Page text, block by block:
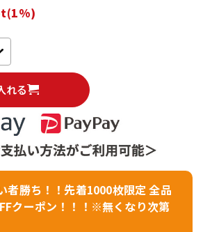
れる
者勝ち！！先着1000枚限定 全品
クーポン！！！※無くなり次第